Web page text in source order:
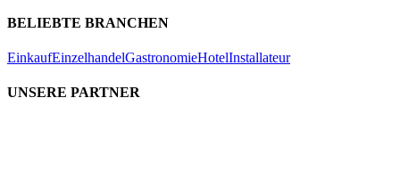
BELIEBTE BRANCHEN
EinkaufEinzelhandelGastronomieHotelInstallateur
UNSERE PARTNER